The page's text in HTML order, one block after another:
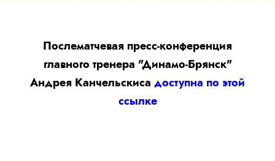
Послематчевая пресс-конференция
главного тренера "Динамо-Брянск"
Андрея Канчельскиса доступна по этой
ссылке